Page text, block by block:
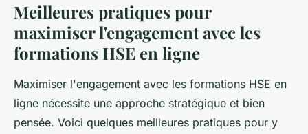
Meilleures pratiques pour
maximiser l'engagement avec les
formations HSE en ligne
Maximiser l'engagement avec les formations HSE en
ligne nécessite une approche stratégique et bien
pensée. Voici quelques meilleures pratiques pour y